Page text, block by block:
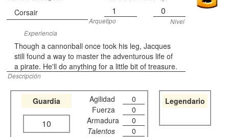
Corsair 1 0
Arquetipo
Nivel
Experiencia
Though a cannonball once took his leg, Jacques
still found a way to master the adventurous life of
a pirate. He'll do anything for a little bit of treasure.
Descripción
Guardia
10
Agilidad
0
Fuerza
0
Armadura
0
Talentos
0
Legendario